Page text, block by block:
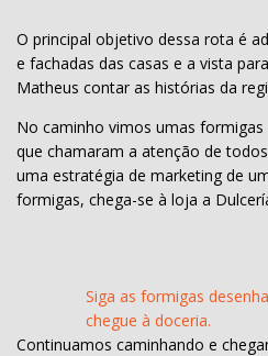
O principal objetivo dessa rota é
e fachadas das casas e a vista
Matheus contar as histórias da
No caminho vimos umas formigas
que chamaram a atenção de
uma estratégia de marketing de
formigas, chega-se à loja a
Siga as formigas
chegue à doceria.
Continuamos caminhando e